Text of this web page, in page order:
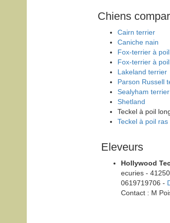
Chiens
Cairn terrier
Caniche nain
Fox-terrier à
Fox-terrier à
Lakeland terrier
Parson Russell
Sealyham terrier
Shetland
Teckel à poil
Teckel à poil ras
Eleveurs
Hollywood
ecuries -
0619719706 -
Contact : M